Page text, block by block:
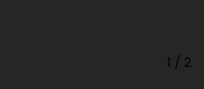
1 / 2